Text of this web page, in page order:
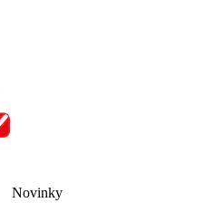
Novinky